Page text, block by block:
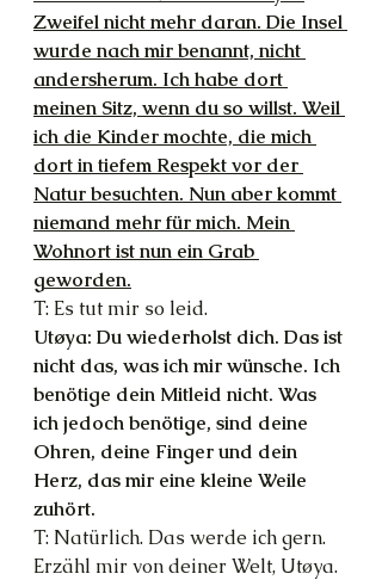
Zweifel nicht mehr daran. Die Insel
wurde nach mir benannt, nicht
andersherum. Ich habe dort
meinen Sitz, wenn du so willst. Weil
ich die Kinder mochte, die mich
dort in tiefem Respekt vor der
Natur besuchten. Nun aber kommt
niemand mehr für mich. Mein
Wohnort ist nun ein Grab
geworden.
T: Es tut mir so leid.
Utøya: Du wiederholst dich. Das ist
nicht das, was ich mir wünsche. Ich
benötige dein Mitleid nicht. Was
ich jedoch benötige, sind deine
Ohren, deine Finger und dein
Herz, das mir eine kleine Weile
zuhört.
T: Natürlich. Das werde ich gern.
Erzähl mir von deiner Welt, Utøya.